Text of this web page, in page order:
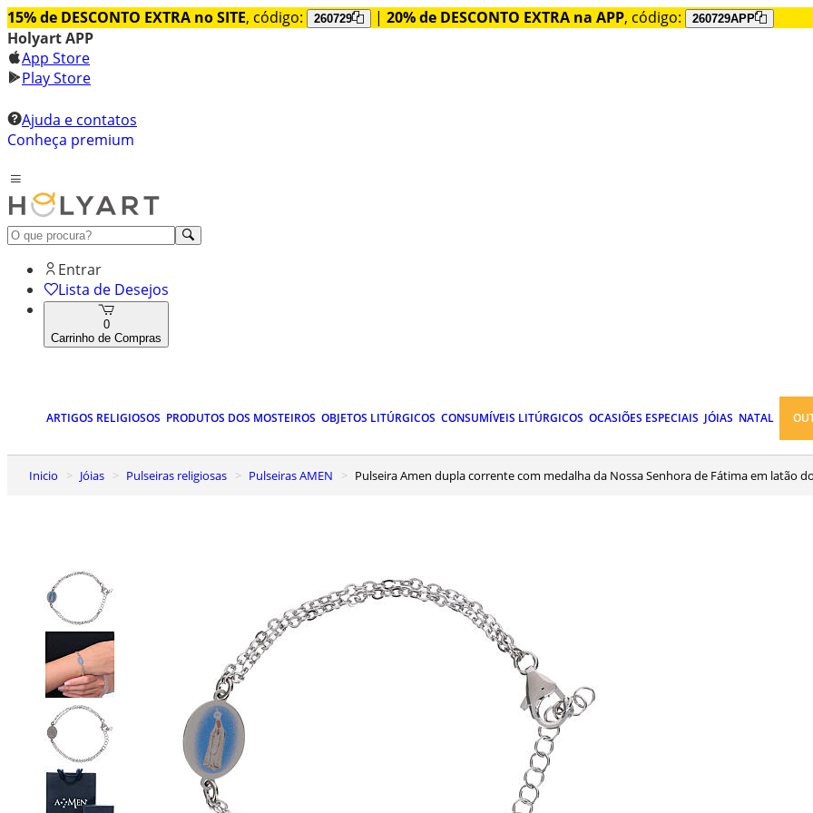
15% de DESCONTO EXTRA no SITE, código: 260729 | 20% de DESCONTO EXTRA na APP, código: 260729APP
Holyart APP
App Store
Play Store
Ajuda e contatos
Conheça premium
Entrar
Lista de Desejos
0
Carrinho de Compras
ARTIGOS RELIGIOSOS PRODUTOS DOS MOSTEIROS OBJETOS LITÚRGICOS CONSUMÍVEIS LITÚRGICOS OCASIÕES ESPECIAIS JÓIAS NATAL
Inicio Jóias Pulseiras religiosas Pulseiras AMEN Pulseira Amen dupla corrente com medalha da Nossa Senhora de Fátima em latão